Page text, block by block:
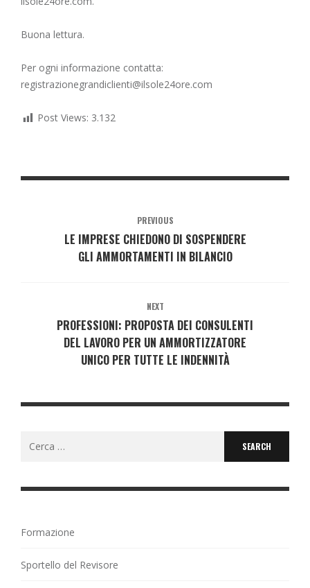
Buona lettura.
Per ogni informazione contatta:
registrazionegrandiclienti@ilsole24ore.com
Post Views: 3.132
PREVIOUS
LE IMPRESE CHIEDONO DI SOSPENDERE
GLI AMMORTAMENTI IN BILANCIO
NEXT
PROFESSIONI: PROPOSTA DEI CONSULENTI
DEL LAVORO PER UN AMMORTIZZATORE
UNICO PER TUTTE LE INDENNITÀ
Formazione
Sportello del Revisore